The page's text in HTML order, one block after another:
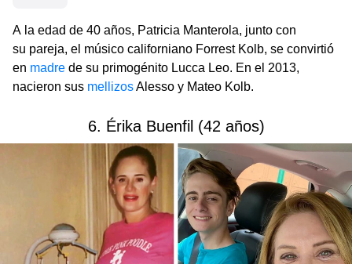
A la edad de 40 años, Patricia Manterola, junto con
su pareja, el músico californiano Forrest Kolb, se convirtió
en madre de su primogénito Lucca Leo. En el 2013,
nacieron sus mellizosAlesso y Mateo Kolb.
6. Érika Buenfil (42 años)